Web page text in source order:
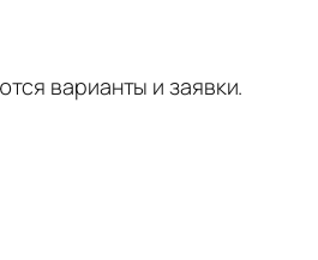
варианты и заявки.